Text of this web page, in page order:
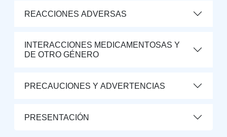
REACCIONES ADVERSAS
INTERACCIONES MEDICAMENTOSAS Y
DE OTRO GÉNERO
PRECAUCIONES Y ADVERTENCIAS
PRESENTACIÓN